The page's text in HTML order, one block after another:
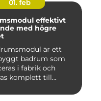
01. feb
effektivt
med högre
är ett
badrum som
i fabrik och
komplett till